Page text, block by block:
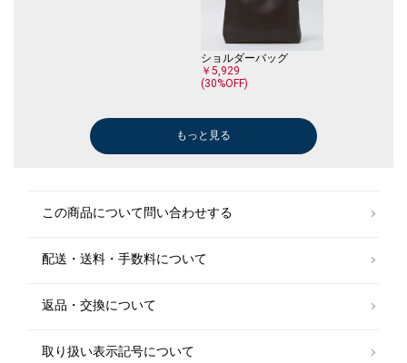
ショルダーバッグ
￥5,929
(30%OFF)
Tシャツ/カットソー
テーラードジャケット
Tシャツ/カットソー
もっと見る
この商品について問い合わせする
配送・送料・手数料について
返品・交換について
取り扱い表示記号について